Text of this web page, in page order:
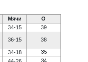
Мячи
О
34-15 39
36-15 38
34-18 35